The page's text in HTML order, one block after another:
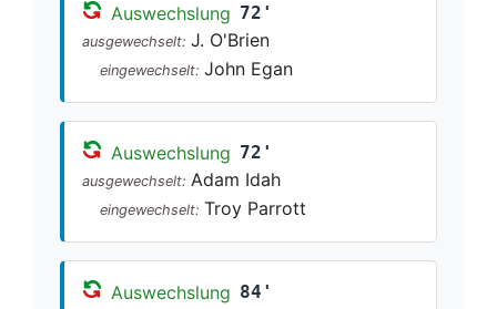
Auswechslung 72'
ausgewechselt: J. O'Brien
eingewechselt: John Egan
Auswechslung 72'
ausgewechselt: Adam Idah
eingewechselt: Troy Parrott
Auswechslung 84'